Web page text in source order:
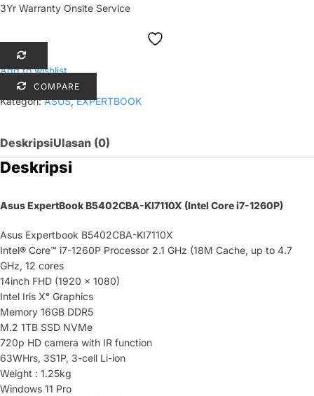
3Yr Warranty Onsite Service
Add to wishlist
COMPARE
Kategori:ASUS,EXPERTBOOK
DeskripsiUlasan (0)
Deskripsi
Asus ExpertBook B5402CBA-KI7110X (Intel Core i7-1260P)
Asus Expertbook B5402CBA-KI7110X
Intel® Core™ i7-1260P Processor 2.1 GHz (18M Cache, up to 4.7
GHz, 12 cores
14inch FHD (1920 x 1080)
Intel Iris Xᵉ Graphics
Memory 16GB DDR5
M.2 1TB SSD NVMe
720p HD camera with IR function
63WHrs, 3S1P, 3-cell Li-ion
Weight : 1.25kg
Windows 11 Pro